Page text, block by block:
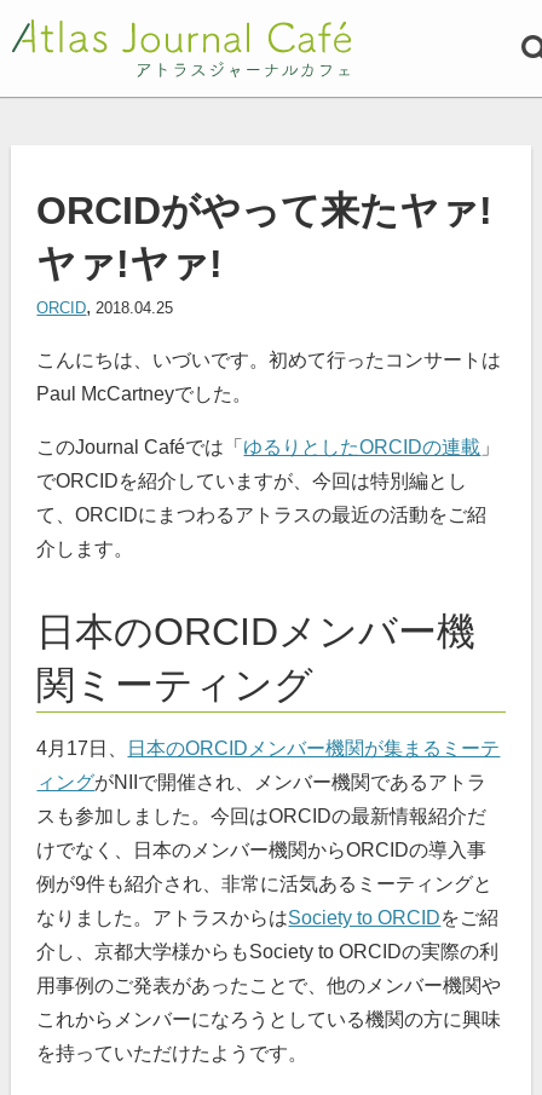
ORCIDがやって来たヤァ!
ヤァ!ヤァ!
ORCID, 2018.04.25
こんにちは、いづいです。初めて行ったコンサートは
Paul McCartneyでした。
このJournal Caféでは「 ゆるりとしたORCIDの連載 」
でORCIDを紹介していますが、今回は特別編とし
て、ORCIDにまつわるアトラスの最近の活動をご紹
介します。
日本のORCIDメンバー機
関ミーティング
4月17日、
日本のORCIDメンバー機関が集まるミーテ
ィングがNIIで開催され、メンバー機関であるアトラ
スも参加しました。今回はORCIDの最新情報紹介だ
けでなく、日本のメンバー機関からORCIDの導入事
例が9件も紹介され、非常に活気あるミーティングと
なりました。アトラスからはSociety to ORCIDをご紹
介し、京都大学様からもSociety to ORCIDの実際の利
用事例のご発表があったことで、他のメンバー機関や
これからメンバーになろうとしている機関の方に興味
を持っていただけたようです。